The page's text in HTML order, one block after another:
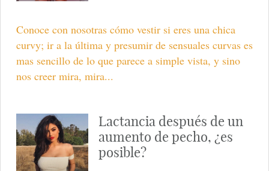
Conoce con nosotras cómo vestir si eres una chica
curvy; ir a la última y presumir de sensuales curvas es
mas sencillo de lo que parece a simple vista, y sino
nos creer mira, mira...
Lactancia después de un
aumento de pecho, ¿es
posible?